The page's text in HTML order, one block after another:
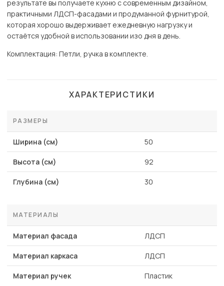
результате вы получаете кухню с современным дизайном,
практичными ЛДСП-фасадами и продуманной фурнитурой,
которая хорошо выдерживает ежедневную нагрузку и
остаётся удобной в использовании изо дня в день.
Комплектация: Петли, ручка в комплекте.
ХАРАКТЕРИСТИКИ
РАЗМЕРЫ
Ширина (см) 50
Высота (см) 92
Глубина (см) 30
МАТЕРИАЛЫ
Материал фасада ЛДСП
Материал каркаса ЛДСП
Материал ручек Пластик